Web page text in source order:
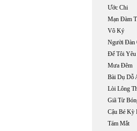
Ước Chi
Mạn Đàm
Vô Ký
Người Đàn
Để Tôi Yêu
Mưa Đêm
Bài Dụ Dỗ
Lòi Lông
Giã Từ
Cậu Bé Kỳ
Tám Mắt